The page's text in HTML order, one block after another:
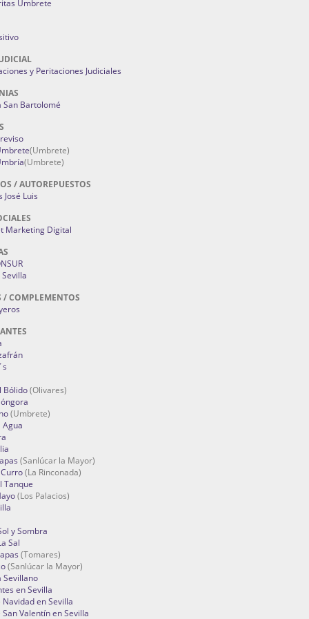
Umbrete
y Peritaciones Judiciales
San Bartolomé
(Umbrete)
(Umbrete)
/ AUTOREPUESTOS
José Luis
Marketing Digital
/ COMPLEMENTOS
Bólido(Olivares)
(Umbrete)
(Sanlúcar la Mayor)
(La Rinconada)
Tanque
(Los Palacios)
y Sombra
Sal
(Tomares)
(Sanlúcar la Mayor)
Sevillano
en Sevilla
Navidad en Sevilla
Valentín en Sevilla